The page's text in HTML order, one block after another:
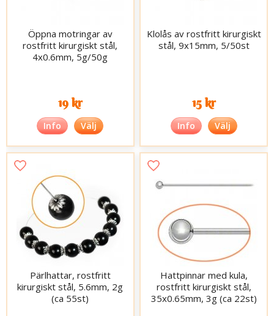
Öppna motringar av
rostfritt kirurgiskt stål,
4x0.6mm, 5g/50g
19 kr
Info Välj
Klolås av rostfritt kirurgiskt
stål, 9x15mm, 5/50st
15 kr
Info Välj
Pärlhattar, rostfritt
kirurgiskt stål, 5.6mm, 2g
(ca 55st)
Hattpinnar med kula,
rostfritt kirurgiskt stål,
35x0.65mm, 3g (ca 22st)